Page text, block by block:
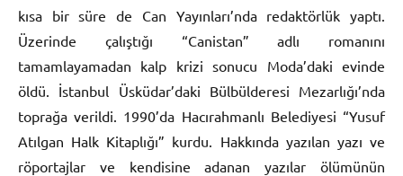
kısa bir süre de Can Yayınları’nda redaktörlük yaptı.
Üzerinde çalıştığı “Canistan” adlı romanını
tamamlayamadan kalp krizi sonucu Moda’daki evinde
öldü. İstanbul Üsküdar’daki Bülbülderesi Mezarlığı’nda
toprağa verildi. 1990’da Hacırahmanlı Belediyesi “Yusuf
Atılgan Halk Kitaplığı” kurdu. Hakkında yazılan yazı ve
röportajlar ve kendisine adanan yazılar ölümünün